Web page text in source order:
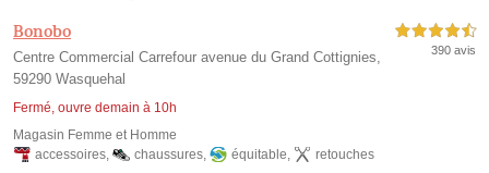
Bonobo
Centre Commercial Carrefour avenue du Grand Cottignies,
59290 Wasquehal
Fermé, ouvre demain à 10h
4,5 étoiles sur 5
390 avis
Magasin Femme et Homme
accessoires, chaussures, équitable, retouches